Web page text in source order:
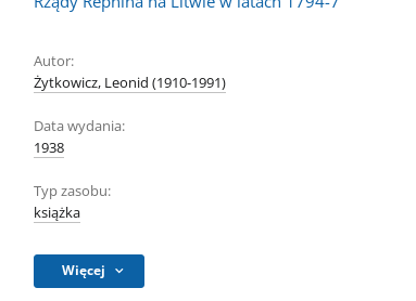
Autor:
Żytkowicz, Leonid (1910-1991)
Data wydania:
1938
Typ zasobu:
książka
Więcej